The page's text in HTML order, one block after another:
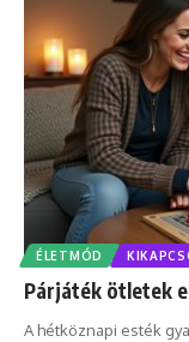
ÉLETMÓD
Párjáték ötletek
A hétköznapi esték